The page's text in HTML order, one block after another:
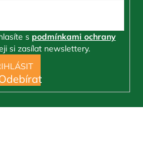
s podmínkami ochrany
si zasílat newslettery.